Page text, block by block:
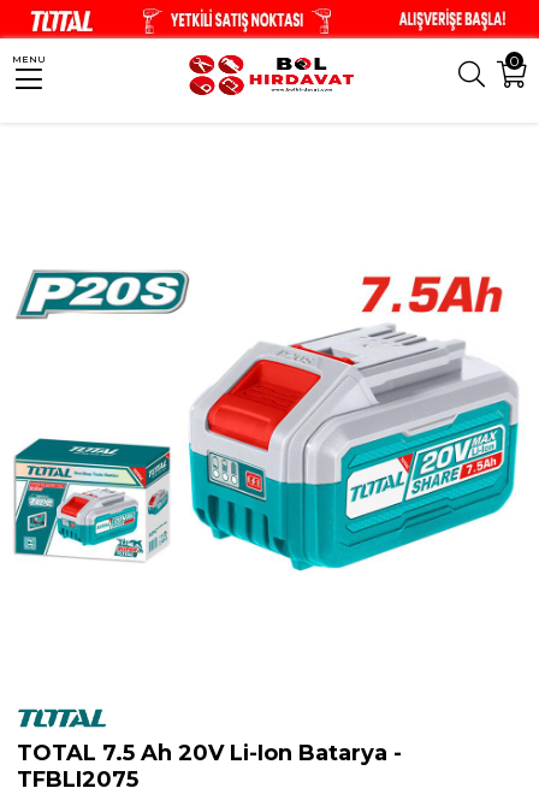
0
MENU
TOTAL 7.5 Ah 20V Li-Ion Batarya -
TFBLI2075